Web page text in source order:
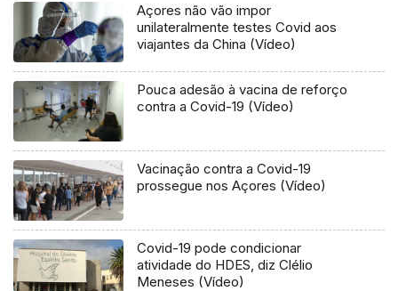
Açores não vão impor
unilateralmente testes Covid aos
viajantes da China (Vídeo)
Pouca adesão à vacina de reforço
contra a Covid-19 (Vídeo)
Vacinação contra a Covid-19
prossegue nos Açores (Vídeo)
Covid-19 pode condicionar
atividade do HDES, diz Clélio
Meneses (Vídeo)